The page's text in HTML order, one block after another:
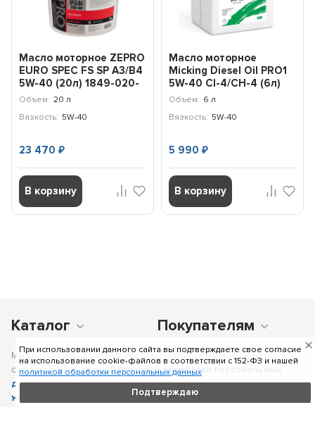
При использовании данного сайта вы подтверждаете свое согласие
на использование cookie-файлов в соответствии c 152-ФЗ и нашей
политикой обработки персональных данных
Подтверждаю
Масло моторное ZEPRO
EURO SPEC FS SP A3/B4
5W-40 (20л) 1849-020-
0
Объем: 20 л
Вязкость: 5W-40
23 470₽
В корзину
Масло моторное
Micking Diesel Oil PRO1
5W-40 CI-4/CH-4 (6л)
M1157
Объем: 6 л
Вязкость: 5W-40
5 990 ₽
В корзину
Каталог Покупателям
Мы получаем и обрабатываем персональные данные посетителей
сайта в соответствии с Политикой обработки персональных
данных, в том числе с использованием сервиса аналитики
Яндекс.Метрика
. Отправка персональных данных с помощью